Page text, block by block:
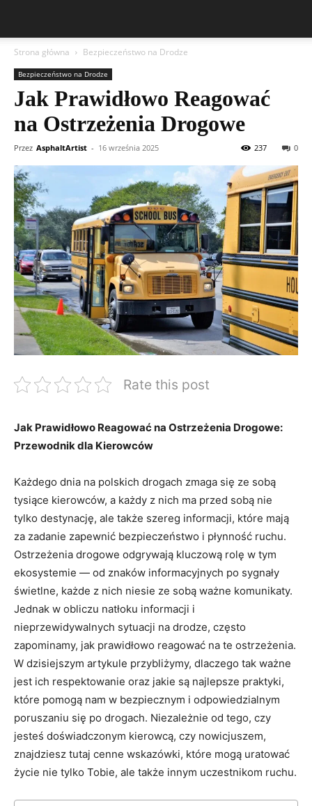
Strona główna Bezpieczeństwo na Drodze
Bezpieczeństwo na Drodze
Jak Prawidłowo Reagować
na Ostrzeżenia Drogowe
Przez AsphaltArtist - 16 września 2025 0
237
Rate this post
Jak⁢ Prawidłowo Reagować na Ostrzeżenia Drogowe:
Przewodnik ‌dla⁣ Kierowców
Każdego dnia ⁢na polskich drogach zmaga się ⁤ze sobą
tysiące kierowców, ‌a każdy z ‌nich‍ ma przed sobą nie‌
tylko destynację, ale także ​szereg⁣ informacji, ‍które mają
za zadanie zapewnić bezpieczeństwo i płynność ruchu.
Ostrzeżenia⁣ drogowe‍ odgrywają kluczową rolę ⁣w tym
ekosystemie — ⁤od znaków informacyjnych ​po sygnały
świetlne, ‍każde z nich niesie ze⁤ sobą ważne komunikaty.
Jednak w ⁤obliczu natłoku informacji i
nieprzewidywalnych sytuacji na⁤ drodze, często
zapominamy, jak ⁢prawidłowo reagować na ⁤te ostrzeżenia.‍
W ‍dzisiejszym ⁢artykule przybliżymy,⁢ dlaczego ⁢tak ważne
jest ich respektowanie oraz jakie są najlepsze⁤ praktyki,
które pomogą ⁢nam w bezpiecznym i odpowiedzialnym
poruszaniu się po drogach. Niezależnie od tego, czy
jesteś​ doświadczonym kierowcą, czy ⁤nowicjuszem,
znajdziesz ⁤tutaj cenne wskazówki, ⁤które mogą uratować
życie nie ⁤tylko Tobie, ale⁣ także‍ innym‍ uczestnikom ‍ruchu.